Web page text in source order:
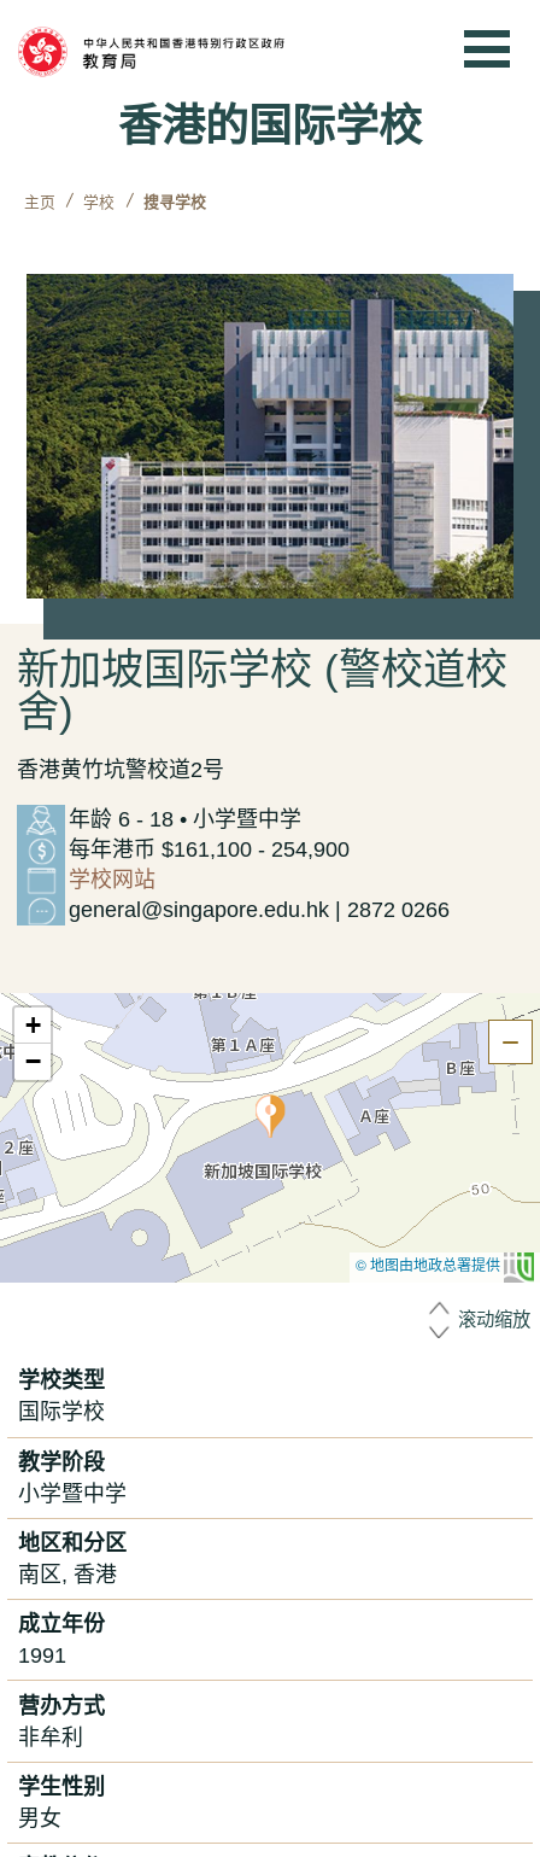
跳到内容
香港的国际学校
主页 学校 搜寻学校
新加坡国际学校 (警校道校
舍)
香港黄竹坑警校道2号
年龄 6 - 18 • 小学暨中学
每年港币 $161,100 - 254,900
学校网站
general@singapore.edu.hk | 2872 0266
+
−
© 地图由地政总署提供
滚动缩放
学校类型
国际学校
教学阶段
小学暨中学
地区和分区
南区, 香港
成立年份
1991
营办方式
非牟利
学生性别
男女